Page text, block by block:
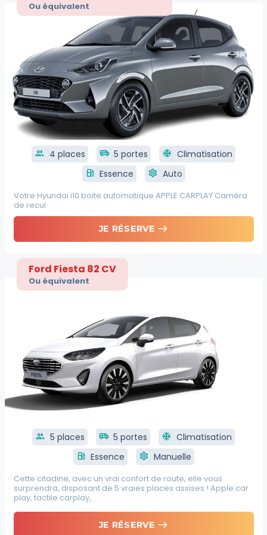
Ou équivalent
group 4 places airport_shuttle 5 portes ac_unit Climatisation
local_gas_station Essence settings Auto
Votre Hyundai i10 boite automatique APPLE CARPLAY Caméra
de recul
JE RÉSERVE east
Ford Fiesta 82 CV
Ou équivalent
group 5 places airport_shuttle 5 portes ac_unit Climatisation
local_gas_station Essence settings Manuelle
Cette citadine, avec un vrai confort de route, elle vous
surprendra, disposant de 5 vraies places assises ! Apple car
play, tactile carplay,
JE RÉSERVE east